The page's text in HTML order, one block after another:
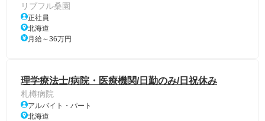
リブフル桑園
正社員
北海道
月給～36万円
理学療法士/病院・医療機関/日勤のみ/日祝休み
札樽病院
アルバイト・パート
北海道